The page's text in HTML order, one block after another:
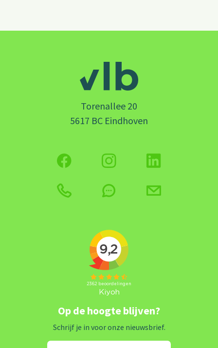
Torenallee 20
5617 BC Eindhoven
Op de hoogte blijven?
Schrijf je in voor onze nieuwsbrief.